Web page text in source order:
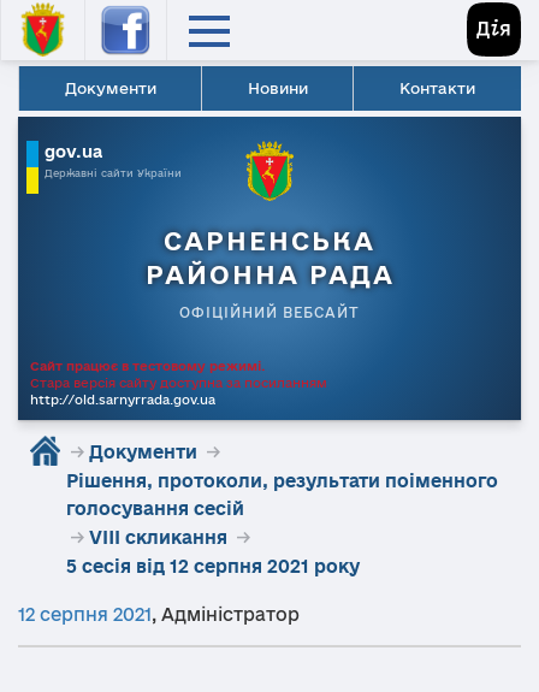
Документи Новини Контакти
gov.ua
Державні сайти України
САРНЕНСЬКА
РАЙОННА РАДА
ОФІЦІЙНИЙ ВЕБСАЙТ
Сайт працює в тестовому режимі.
Стара версія сайту доступна за посиланням
http://old.sarnyrrada.gov.ua
→ Документи →
Рішення, протоколи, результати поіменного
голосування сесій
→ VIII скликання →
5 сесія від 12 серпня 2021 року
12 серпня 2021, Адміністратор